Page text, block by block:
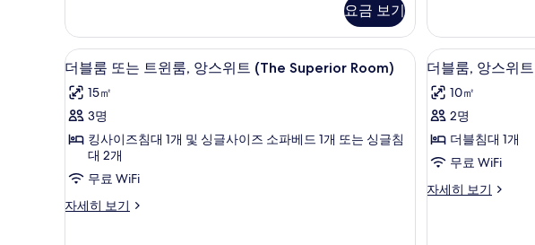
사
진
모
두
보
기
스
트
(The
Entrance
Room)
자
세
보
기
요금 보기
사
진
모
두
보
기
스
트
(The
Cosy
Room)
자
세
히
보
기
더
블
룸
또
트
윈
더블룸 또는 트윈룸, 앙스위트 (The Superior Room) | 다
7
더블룸 또는 트윈룸, 앙스위트 (The Superior Room)
15㎡
3명
킹사이즈침대 1개 및 싱글사이즈 소파베드 1개 또는 싱글침
대 2개
무료 WiFi
자세히 보기
더
더
블
룸,
앙
스
트
7
더블룸, 앙스위
10㎡
2명
더블침대 1개
무료 WiFi
자세히 보기
더